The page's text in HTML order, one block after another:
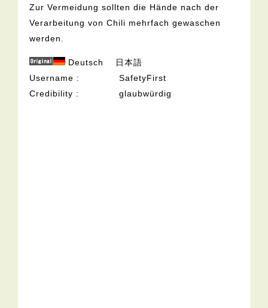
Zur Vermeidung sollten die Hände nach der
Verarbeitung von Chili mehrfach gewaschen
werden.
Deutsch
日本語
Username
SafetyFirst
Credibility
glaubwürdig